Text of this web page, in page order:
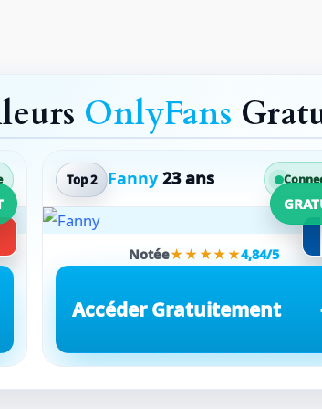
OnlyFans
Top 2 Fanny 23 ans
Notée★★★★★4,84/5
Accéder Gratuitement